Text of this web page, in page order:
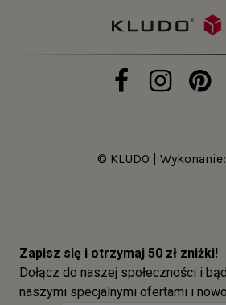
© KLUDO | Wykonanie: